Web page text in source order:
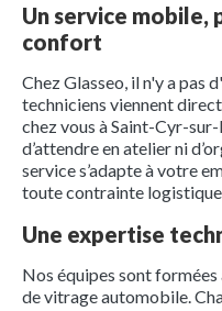
Un service mobile,
confort
Chez Glasseo, il n'y a pas
techniciens viennent
chez vous à Saint-Cyr-
d’attendre en atelier ni
service s’adapte à votre
toute contrainte
Une expertise
Nos équipes sont
de vitrage automobile.